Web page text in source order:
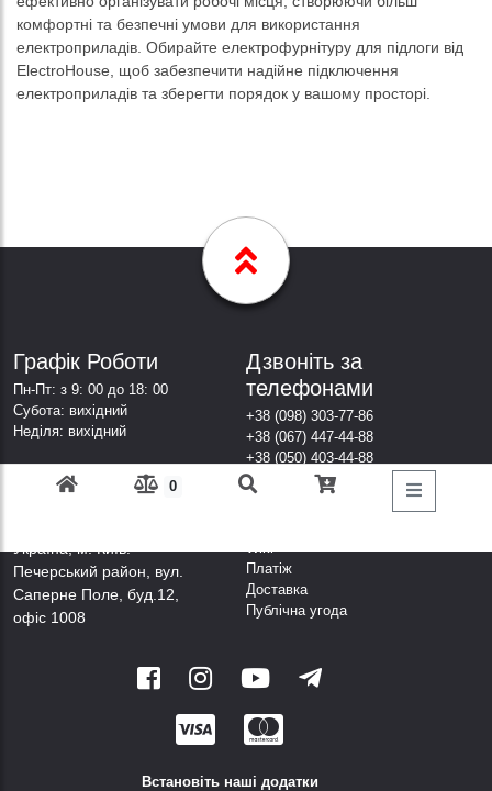
0
комфортні та безпечні умови для використання
електроприладів. Обирайте електрофурнітуру для підлоги від
ElectroHouse, щоб забезпечити надійне підключення
електроприладів та зберегти порядок у вашому просторі.
Графік Роботи
Пн-Пт: з 9: 00 до 18: 00
Субота: вихідний
Неділя: вихідний
Дзвоніть за
телефонами
+38 (098) 303-77-86
+38 (067) 447-44-88
+38 (050) 403-44-88
+38 (063) 376-44-88
Українa, м. Київ.
Печерський район, вул.
Саперне Поле, буд.12,
офіс 1008
Wiki
Платіж
Доставка
Публічна угода
Встановіть наші додатки